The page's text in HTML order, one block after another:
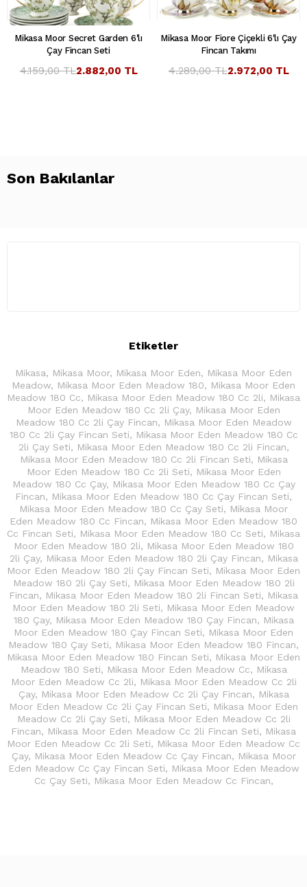
Mikasa Moor Secret Garden 6'lı
Çay Fincan Seti
2.882,00 TL
4.159,00 TL
Mikasa Moor Fiore Çiçekli 6'lı Çay
Fincan Takımı
2.972,00 TL
4.289,00 TL
Son Bakılanlar
Etiketler
Mikasa, Mikasa Moor, Mikasa Moor Eden, Mikasa Moor Eden
Meadow, Mikasa Moor Eden Meadow 180, Mikasa Moor Eden
Meadow 180 Cc, Mikasa Moor Eden Meadow 180 Cc 2li, Mikasa
Moor Eden Meadow 180 Cc 2li Çay, Mikasa Moor Eden
Meadow 180 Cc 2li Çay Fincan, Mikasa Moor Eden Meadow
180 Cc 2li Çay Fincan Seti, Mikasa Moor Eden Meadow 180 Cc
2li Çay Seti, Mikasa Moor Eden Meadow 180 Cc 2li Fincan,
Mikasa Moor Eden Meadow 180 Cc 2li Fincan Seti, Mikasa
Moor Eden Meadow 180 Cc 2li Seti, Mikasa Moor Eden
Meadow 180 Cc Çay, Mikasa Moor Eden Meadow 180 Cc Çay
Fincan, Mikasa Moor Eden Meadow 180 Cc Çay Fincan Seti,
Mikasa Moor Eden Meadow 180 Cc Çay Seti, Mikasa Moor
Eden Meadow 180 Cc Fincan, Mikasa Moor Eden Meadow 180
Cc Fincan Seti, Mikasa Moor Eden Meadow 180 Cc Seti, Mikasa
Moor Eden Meadow 180 2li, Mikasa Moor Eden Meadow 180
2li Çay, Mikasa Moor Eden Meadow 180 2li Çay Fincan, Mikasa
Moor Eden Meadow 180 2li Çay Fincan Seti, Mikasa Moor Eden
Meadow 180 2li Çay Seti, Mikasa Moor Eden Meadow 180 2li
Fincan, Mikasa Moor Eden Meadow 180 2li Fincan Seti, Mikasa
Moor Eden Meadow 180 2li Seti, Mikasa Moor Eden Meadow
180 Çay, Mikasa Moor Eden Meadow 180 Çay Fincan, Mikasa
Moor Eden Meadow 180 Çay Fincan Seti, Mikasa Moor Eden
Meadow 180 Çay Seti, Mikasa Moor Eden Meadow 180 Fincan,
Mikasa Moor Eden Meadow 180 Fincan Seti, Mikasa Moor Eden
Meadow 180 Seti, Mikasa Moor Eden Meadow Cc, Mikasa
Moor Eden Meadow Cc 2li, Mikasa Moor Eden Meadow Cc 2li
Çay, Mikasa Moor Eden Meadow Cc 2li Çay Fincan, Mikasa
Moor Eden Meadow Cc 2li Çay Fincan Seti, Mikasa Moor Eden
Meadow Cc 2li Çay Seti, Mikasa Moor Eden Meadow Cc 2li
Fincan, Mikasa Moor Eden Meadow Cc 2li Fincan Seti, Mikasa
Moor Eden Meadow Cc 2li Seti, Mikasa Moor Eden Meadow Cc
Çay, Mikasa Moor Eden Meadow Cc Çay Fincan, Mikasa Moor
Eden Meadow Cc Çay Fincan Seti, Mikasa Moor Eden Meadow
Cc Çay Seti, Mikasa Moor Eden Meadow Cc Fincan,